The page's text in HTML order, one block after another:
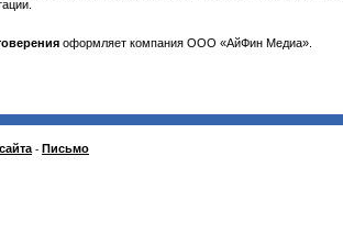
оформляет компания ООО «АйФин Медиа».
- Письмо